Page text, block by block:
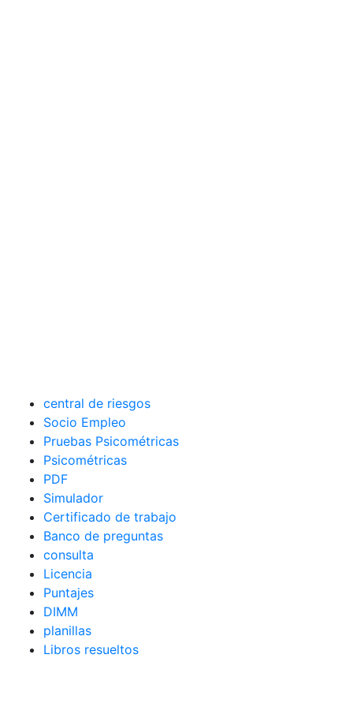
central de riesgos
Socio Empleo
Pruebas Psicométricas
Psicométricas
PDF
Simulador
Certificado de trabajo
Banco de preguntas
consulta
Licencia
Puntajes
DIMM
planillas
Libros resueltos